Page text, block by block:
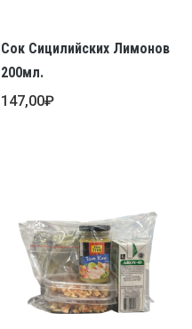
Сок Сицилийских Лимонов
200мл.
147,00₽